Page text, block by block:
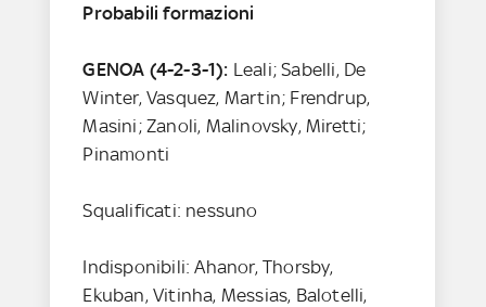
Probabili formazioni
GENOA (4-2-3-1): Leali; Sabelli, De
Winter, Vasquez, Martin; Frendrup,
Masini; Zanoli, Malinovsky, Miretti;
Pinamonti
Squalificati: nessuno
Indisponibili: Ahanor, Thorsby,
Ekuban, Vitinha, Messias, Balotelli,